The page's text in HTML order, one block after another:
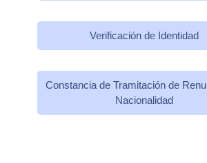
Verificación de Identidad
Constancia de Tramitación de
Nacionalidad